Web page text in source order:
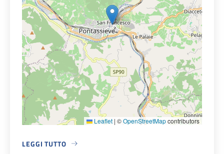
Leaflet | ©OpenStreetMapcontributors
LEGGI TUTTO
A PROPOSITO DI COMUNE DI PELAGO SEDE